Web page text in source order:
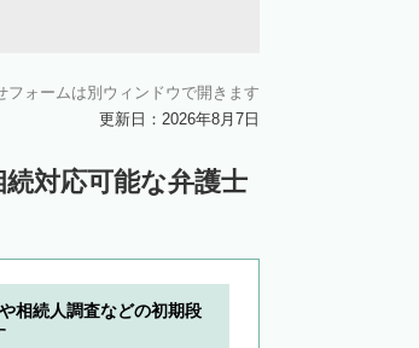
ォームは別ウィンドウで開きます
更新日：2026年8月7日
対応可能な弁護士
相続人調査などの初期段